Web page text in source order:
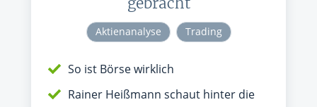
Aktienanalyse Trading
So ist Börse wirklich
Rainer Heißmann schaut hinter die